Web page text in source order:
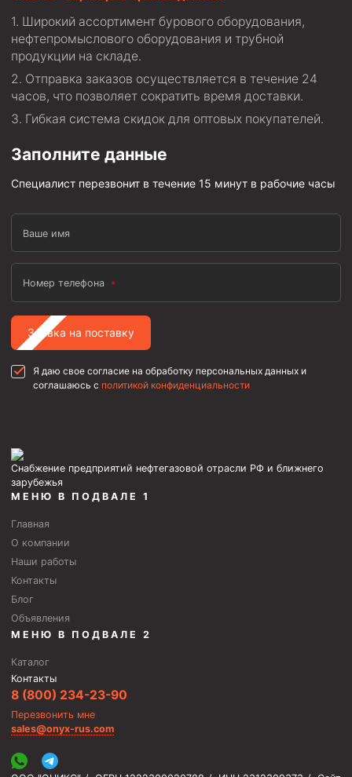
Широкий ассортимент бурового оборудования,
нефтепромыслового оборудования и трубной
продукции на складе.
Отправка заказов осуществляется в течение 24
часов, что позволяет сократить время доставки.
Гибкая система скидок для оптовых покупателей.
Заполните данные
Специалист перезвонит в течение 15 минут в рабочие часы
Ваше имя
Номер телефона
Заявка на поставку
Я даю свое согласие на обработку персональных данных и
соглашаюсь с политикой конфиденциальности
Снабжение предприятий нефтегазовой отрасли РФ и ближнего
зарубежья
МЕНЮ В ПОДВАЛЕ 1
Главная
О компании
Наши работы
Контакты
Блог
Объявления
МЕНЮ В ПОДВАЛЕ 2
Каталог
Контакты
8 (800) 234-23-90
Перезвонить мне
sales@onyx-rus.com